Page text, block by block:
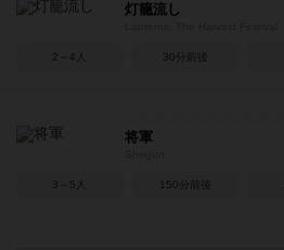
灯籠流し
2～4人 30分前後
将軍
3～5人 150分前後